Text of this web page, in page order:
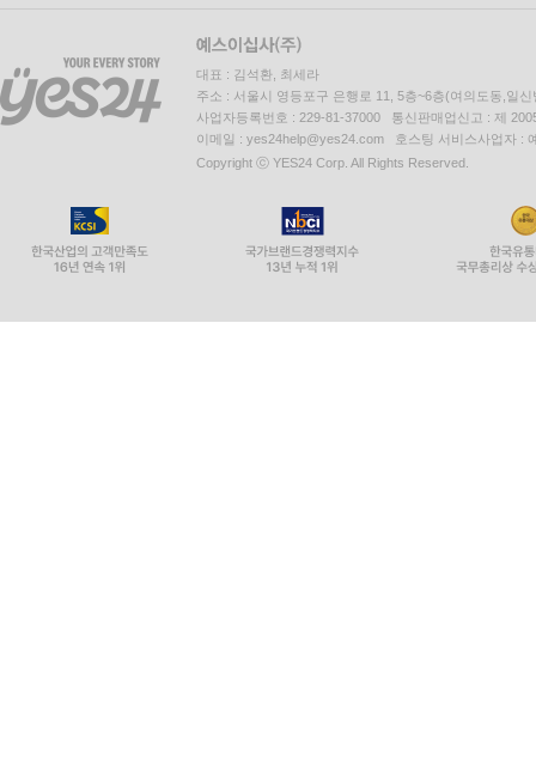
대표 : 김석환, 최세라
주소 : 서울시 영등포구 은행로 11, 5층~6층(여의도동,일신
사업자등록번호 : 229-81-37000 통신판매업신고 : 제
이메일 : yes24help@yes24.com 호스팅 서비스사업자 :
Copyright ⓒ YES24 Corp. All Rights Reserved.